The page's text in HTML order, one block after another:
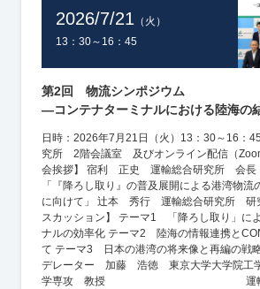
2026/7/21 （火）
13：30～16：45
第2回 物流シンポジウム
―コンテナターミナルにおける陸海の
日時：2026年7月21日（火）13：30～16：
究所 2階会議室 及びオンライン配信（
会挨拶】 宿利 正史 運輸総合研究所 会長
「『降ろし取り』の普及展開による港湾物流
に向けて」 辻本 秀行 運輸総合研究所 研
スカッション】 テーマ1 「降ろし取り」に
ナルの効率化 テーマ2 陸海の情報連携と
て テーマ3 日本の港湾の将来像と再編の戦
デレーター 加藤 浩徳 東京大学大学院工
学専攻 教授 運輸総合